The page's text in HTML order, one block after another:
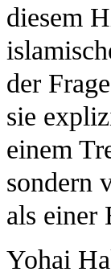
diesem
der
sie
einem
sondern
als einer
Yohai